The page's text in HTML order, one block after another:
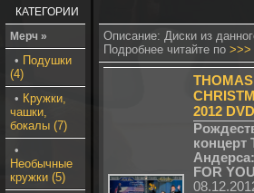
КАТЕГОРИИ
Мерч »
• Подушки
(4)
• Кружки,
чашки,
бокалы (7)
•
Необычные
кружки (5)
Описание: Диски из
Подробнее читайте по >>>
2012 DVD
концерт
FOR YOU